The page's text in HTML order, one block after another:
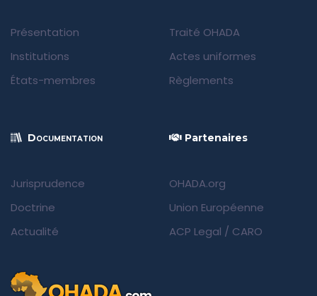
Présentation
Institutions
États-membres
Traité OHADA
Actes uniformes
Règlements
Documentation
Jurisprudence
Doctrine
Actualité
Partenaires
OHADA.org
Union Européenne
ACP Legal / CARO